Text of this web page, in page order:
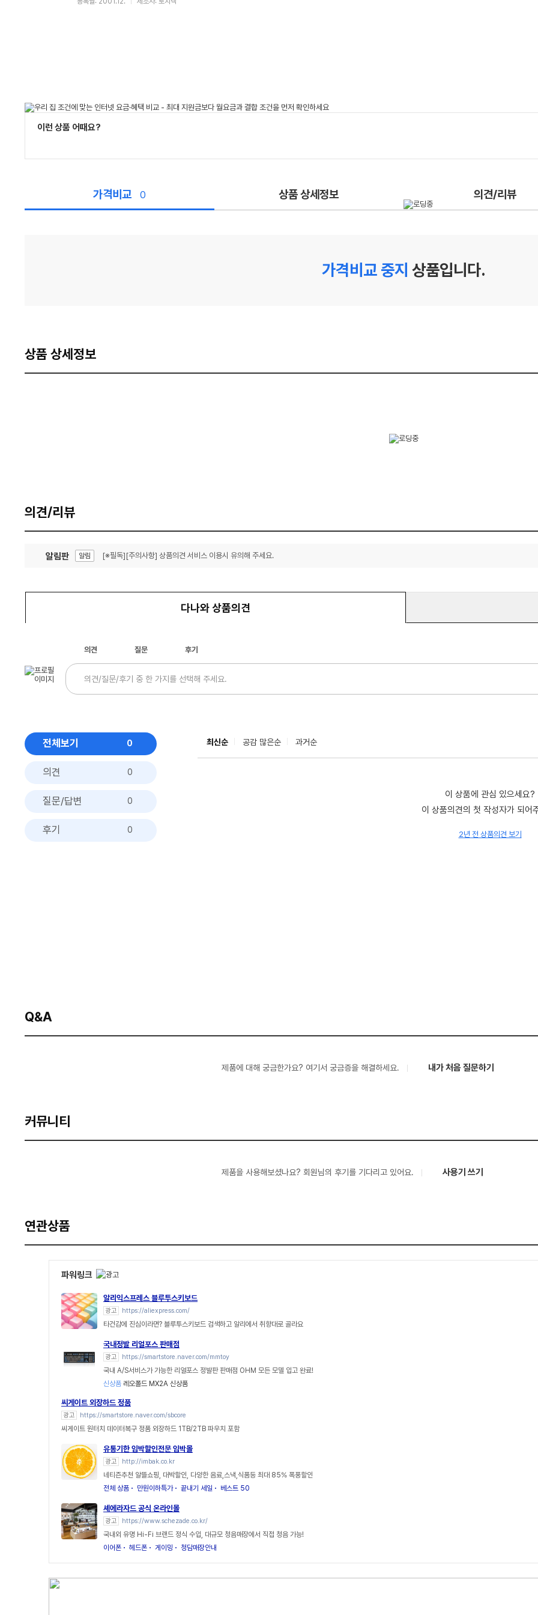
이런 상품 어때요?
가격비교 0 상품 상세정보 의견/리뷰
가격비교 중지 상품입니다.
상품 상세정보
의견/리뷰
알림판 알림 [※필독][주의사항] 상품의견 서비스 이용시 유의해 주세요.
다나와 상품의견
의견 질문 후기
전체보기 0
의견 0
질문/답변 0
후기 0
최신순 공감 많은순 과거순
이 상품에 관심 있으세요?
이 상품의견의 첫 작성자가 되어
2년 전 상품의견 보기
Q&A
제품에 대해 궁금한가요? 여기서 궁금증을 해결하세요. 내가 처음 질문하기
커뮤니티
제품을 사용해보셨나요? 회원님의 후기를 기다리고 있어요. 사용기 쓰기
연관상품
파워링크
알리익스프레스 블루투스키보드
광고 https://aliexpress.com/
타건감에 진심이라면? 블루투스키보드 검색하고 알리에서 취향대로 골라요
국내정발 리얼포스 판매점
광고 https://smartstore.naver.com/mmtoy
국내 A/S서비스가 가능한 리얼포스 정발판 판매점 OHM 모든 모델 입고 완료!
신상품 레오폴드 MX2A 신상품
씨게이트 외장하드 정품
광고 https://smartstore.naver.com/sbcore
씨게이트 원터치 데이터복구 정품 외장하드 1TB/2TB 파우치 포함
유통기한 임박할인전문 임박몰
광고 http://imbak.co.kr
네티즌추천 알뜰쇼핑, 대박할인, 다양한 음료,스낵,식품등 최대 85% 폭풍할인
전체 상품
만원이하특가 끝내기 세일 베스트 50
셰에라자드 공식 온라인몰
광고 https://www.schezade.co.kr/
국내외 유명 Hi-Fi 브랜드 정식 수입, 대규모 청음매장에서 직접 청음 가능!
이어폰
헤드폰 게이밍 청담매장안내